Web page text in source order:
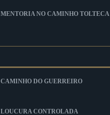
MENTORIA NO CAMINHO TOLTECA
CAMINHO DO GUERREIRO
LOUCURA CONTROLADA